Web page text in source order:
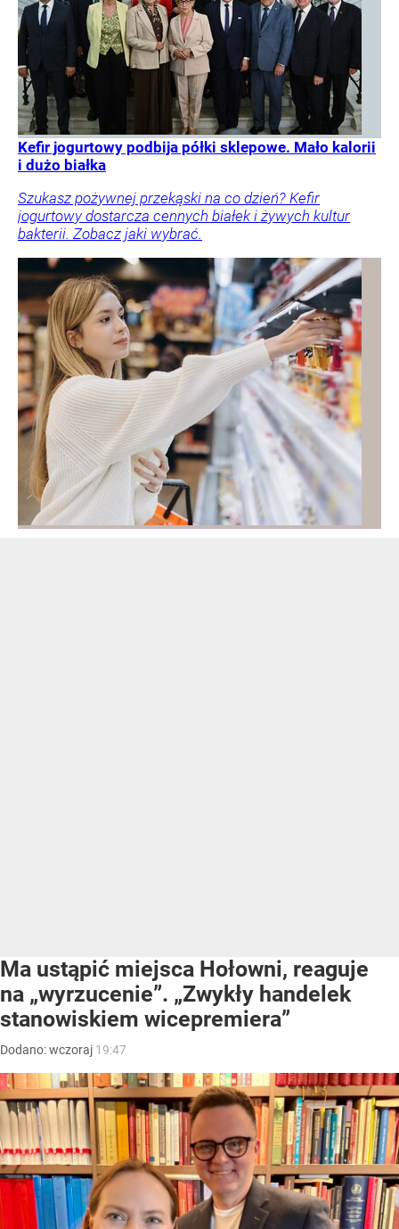
Kefir jogurtowy podbija półki sklepowe. Mało kalorii
i dużo białka
Szukasz pożywnej przekąski na co dzień? Kefir
jogurtowy dostarcza cennych białek i żywych kultur
bakterii. Zobacz jaki wybrać.
Ma ustąpić miejsca Hołowni, reaguje
na „wyrzucenie”. „Zwykły handelek
stanowiskiem wicepremiera”
Dodano:wczoraj 19:47